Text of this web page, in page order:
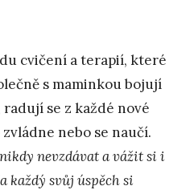
cvičení a terapií, které
s maminkou bojují
se z každé nové
nebo se naučí.
nevzdávat a vážit si i
každý svůj úspěch si